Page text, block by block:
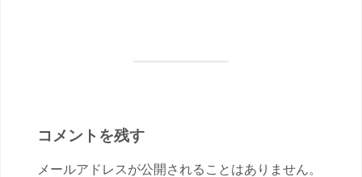
コメントを残す
メールアドレスが公開されることはありません。